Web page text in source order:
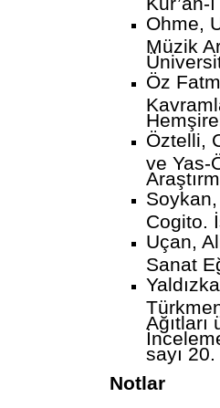
Ohme,
Müzik
Öz
Öztelli,
ve Yas-
Cogito.
Uçan,
Sanat
sayı 20.
Notlar